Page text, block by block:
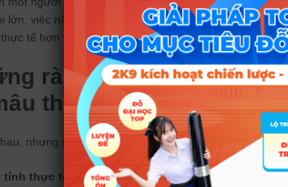
lớn, việc nắm rõ
cấu trúc bài thi của ĐHQG TP.HCM
tế hơn thay vì chỉ bay bổng với lý thuyết.
rào cản khiến ENFP
thuẫn
nhưng mối quan hệ này vẫn tiềm ẩn những “hố
tính thực tế:
Cả hai đều mải mê với những ý tưởng